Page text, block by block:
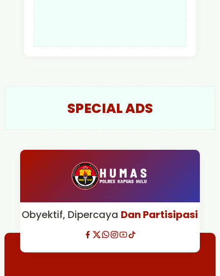
SPECIAL ADS
Obyektif, Dipercaya Dan Partisipasi